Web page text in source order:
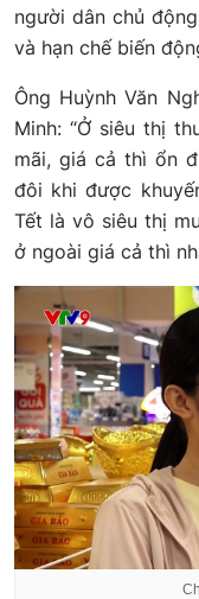
người dân chủ
và hạn chế biến
Ông Huỳnh Văn
Minh: “Ở siêu thị
mãi, giá cả thì ổn
đôi khi được
Tết là vô siêu thị
ở ngoài giá cả thì